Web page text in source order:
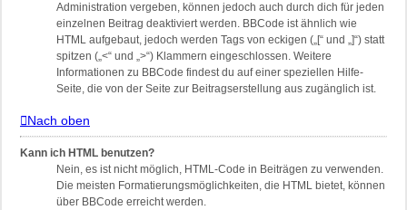
Administration vergeben, können jedoch auch durch dich für jeden
einzelnen Beitrag deaktiviert werden. BBCode ist ähnlich wie
HTML aufgebaut, jedoch werden Tags von eckigen („[“ und „]“) statt
spitzen („<“ und „>“) Klammern eingeschlossen. Weitere
Informationen zu BBCode findest du auf einer speziellen Hilfe-
Seite, die von der Seite zur Beitragserstellung aus zugänglich ist.
Nach oben
Kann ich HTML benutzen?
Nein, es ist nicht möglich, HTML-Code in Beiträgen zu verwenden.
Die meisten Formatierungsmöglichkeiten, die HTML bietet, können
über BBCode erreicht werden.